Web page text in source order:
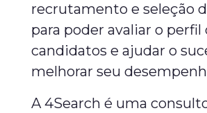
recrutamento e seleção
para poder avaliar o perfil
candidatos e ajudar o
melhorar seu
A 4Search é uma